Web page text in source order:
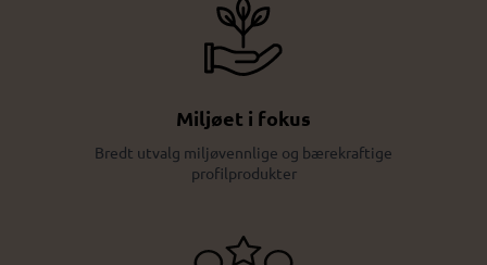
Miljøet i fokus
Bredt utvalg miljøvennlige og bærekraftige
profilprodukter